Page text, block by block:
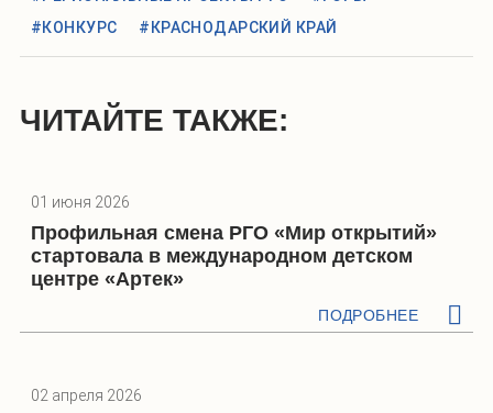
#КОНКУРС
#КРАСНОДАРСКИЙ КРАЙ
ЧИТАЙТЕ ТАКЖЕ:
01 июня 2026
Профильная смена РГО «Мир открытий»
стартовала в международном детском
центре «Артек»
ПОДРОБНЕЕ
02 апреля 2026